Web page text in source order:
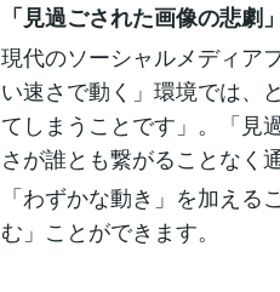
「見過ごされた画像の悲劇
現代のソーシャルメディア
い速さで動く」環境では、
てしまうことです」。「見
さが誰とも繋がることなく
「わずかな動き」を加え
む」ことができます。